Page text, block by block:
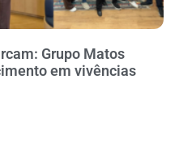
Grupo Matos
em vivências